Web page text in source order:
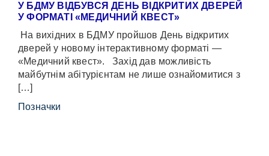
У БДМУ ВІДБУВСЯ ДЕНЬ ВІДКРИТИХ ДВЕРЕЙ
У ФОРМАТІ «МЕДИЧНИЙ КВЕСТ»
На вихідних в БДМУ пройшов День відкритих
дверей у новому інтерактивному форматі —
«Медичний квест». Захід дав можливість
майбутнім абітурієнтам не лише ознайомитися з
[…]
Позначки